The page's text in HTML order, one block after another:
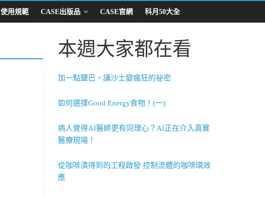
使用規範 CASE出版品 CASE官網 科月50大全
本週大家都在看
加一點鹽巴，讓沙士變瘋狂的祕密
如何選擇Good Energy食物！(一)
病人覺得AI醫師更有同理心？AI正在介入真實
醫療現場！
從咖啡漬得到的工程啟發 控制流體的咖啡環效
應